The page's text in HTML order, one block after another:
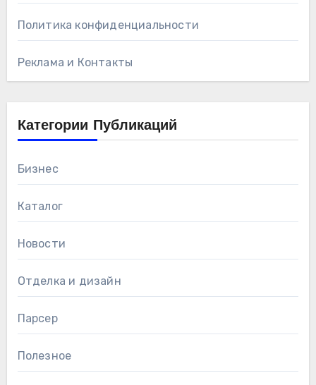
Политика конфиденциальности
Реклама и Контакты
Категории Публикаций
Бизнес
Каталог
Новости
Отделка и дизайн
Парсер
Полезное